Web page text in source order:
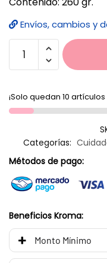
Envíos, cambios y
¡Solo quedan 10
Categorías:
Métodos de pago:
Beneficios Kroma:
Monto Mínimo